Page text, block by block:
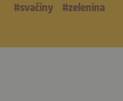
#svačiny #zelenina